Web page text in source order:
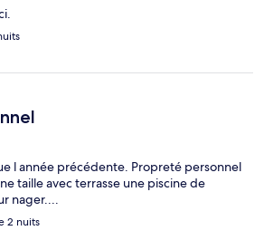
l année précédente. Propreté personnel
taille avec terrasse une piscine de
nager....
2 nuits